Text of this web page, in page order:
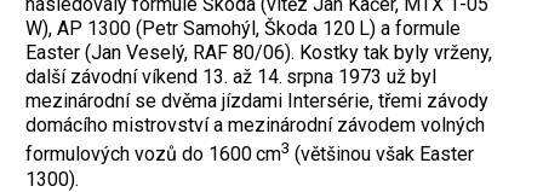
následovaly formule Škoda (vítěz Jan Kačer, MTX 1-05
W), AP 1300 (Petr Samohýl, Škoda 120 L) a formule
Easter (Jan Veselý, RAF 80/06). Kostky tak byly vrženy,
další závodní víkend 13. až 14. srpna 1973 už byl
mezinárodní se dvěma jízdami Intersérie, třemi závody
domácího mistrovství a mezinárodní závodem volných
formulových vozů do 1600 cm3 (většinou však Easter
1300).